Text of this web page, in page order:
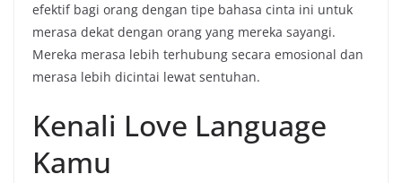
efektif bagi orang dengan tipe bahasa cinta ini untuk
merasa dekat dengan orang yang mereka sayangi.
Mereka merasa lebih terhubung secara emosional dan
merasa lebih dicintai lewat sentuhan.
Kenali Love Language
Kamu